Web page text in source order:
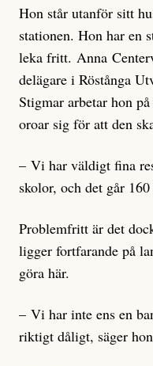
Hon står utanför sitt
stationen. Hon har en
leka fritt. Anna
delägare i Röstånga
Stigmar arbetar hon
oroar sig för att den
– Vi har väldigt fina
skolor, och det går
Problemfritt är det
ligger fortfarande på
göra här.
– Vi har inte ens en
riktigt dåligt, säger